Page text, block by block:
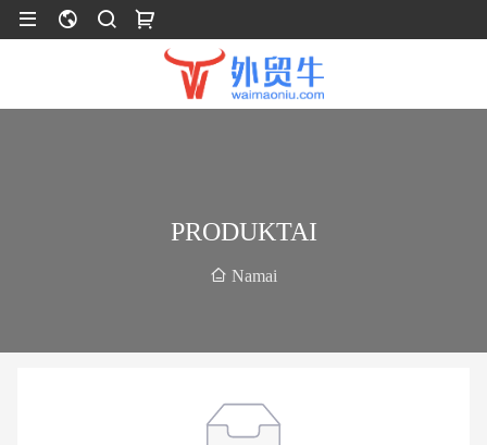
PRODUKTAI
Namai